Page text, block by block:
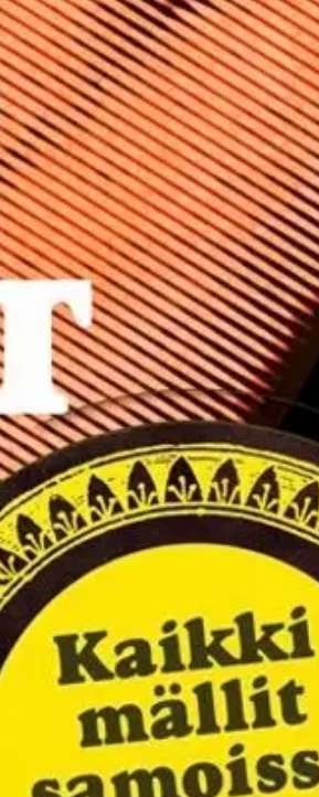
vaikutteet kivenkovaksi
Kulttiromaaneiksi kohonneet teokset
Jälkisanoissa Mikael X. Messi